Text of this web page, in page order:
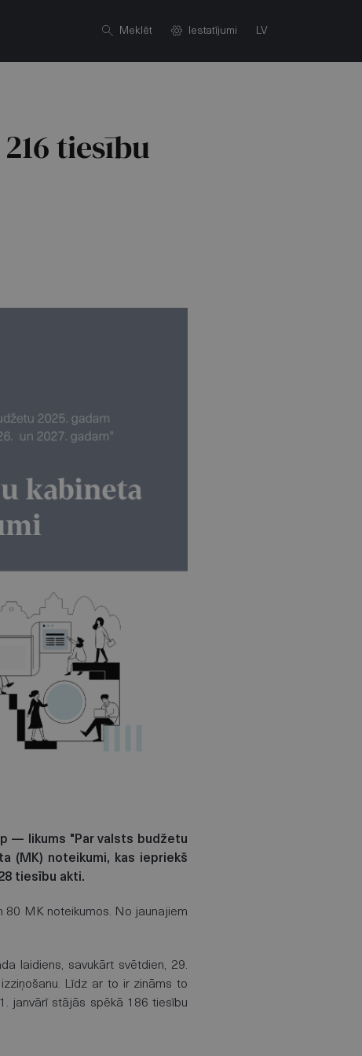
Meklēt Iestatījumi LV
tiesību
— likums "Par valsts budžetu
(MK) noteikumi, kas iepriekš
tiesību akti.
80 MK noteikumos. No jaunajiem
laidiens, savukārt svētdien, 29.
Līdz ar to ir zināms to
janvārī stājās spēkā 186 tiesību